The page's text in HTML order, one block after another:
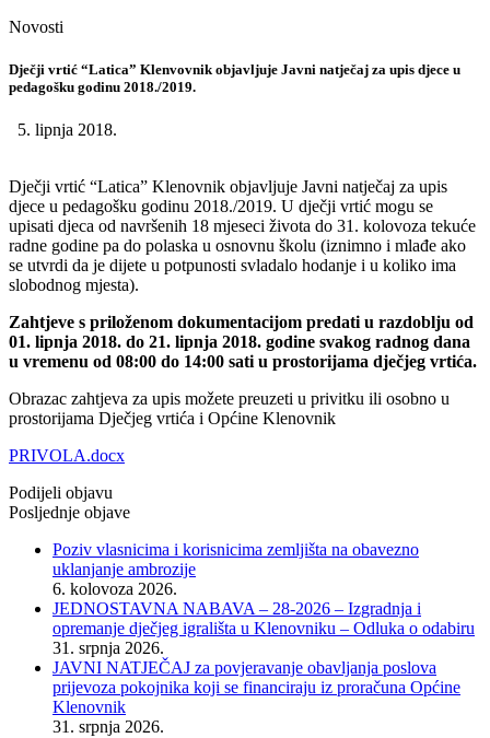
Novosti
Dječji vrtić “Latica” Klenvovnik objavljuje Javni natječaj za upis djece u
pedagošku godinu 2018./2019.
5. lipnja 2018.
Dječji vrtić “Latica” Klenovnik objavljuje Javni natječaj za upis
djece u pedagošku godinu 2018./2019. U dječji vrtić mogu se
upisati djeca od navršenih 18 mjeseci života do 31. kolovoza tekuće
radne godine pa do polaska u osnovnu školu (iznimno i mlađe ako
se utvrdi da je dijete u potpunosti svladalo hodanje i u koliko ima
slobodnog mjesta).
Zahtjeve s priloženom dokumentacijom predati u razdoblju od
01. lipnja 2018. do 21. lipnja 2018. godine svakog radnog dana
u vremenu od 08:00 do 14:00 sati u prostorijama dječjeg vrtića.
Obrazac zahtjeva za upis možete preuzeti u privitku ili osobno u
prostorijama Dječjeg vrtića i Općine Klenovnik
PRIVOLA.docx
Podijeli objavu
Posljednje objave
Poziv vlasnicima i korisnicima zemljišta na obavezno
uklanjanje ambrozije
6. kolovoza 2026.
JEDNOSTAVNA NABAVA – 28-2026 – Izgradnja i
opremanje dječjeg igrališta u Klenovniku – Odluka o odabiru
31. srpnja 2026.
JAVNI NATJEČAJ za povjeravanje obavljanja poslova
prijevoza pokojnika koji se financiraju iz proračuna Općine
Klenovnik
31. srpnja 2026.